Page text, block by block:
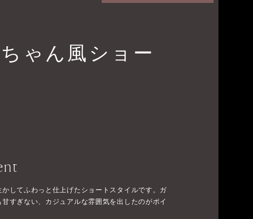
ゃん風ショー
かしてふわっと仕上げたショートスタイルです。ガ
すぎない、カジュアルな雰囲気を出したのがポイ